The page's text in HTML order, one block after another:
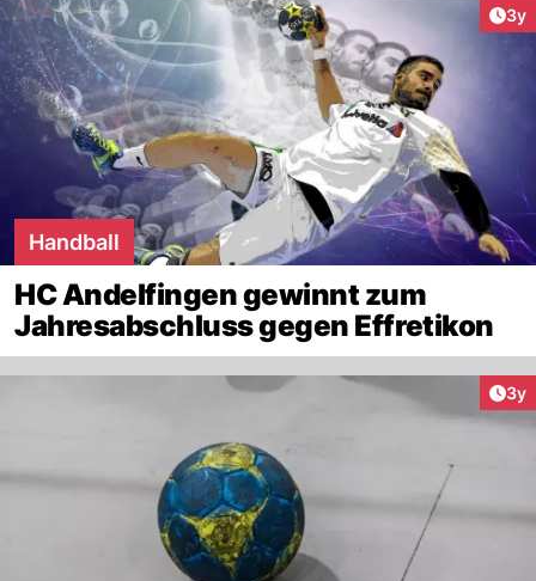
3y
Handball
HC Andelfingen gewinnt zum
Jahresabschluss gegen Effretikon
3y